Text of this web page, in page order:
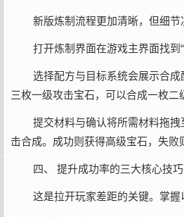
新版炼制流程更加清晰，但细
打开炼制界面在游戏主界面找到
选择配方与目标系统会展示合
三枚一级攻击宝石，可以合成一枚
提交材料与确认将所需材料拖
击合成。成功则获得高级宝石，失
四、 提升成功率的三大核心技巧
这是拉开玩家差距的关键。掌